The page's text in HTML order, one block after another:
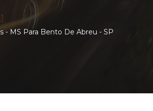
- MS Para Bento De Abreu - SP